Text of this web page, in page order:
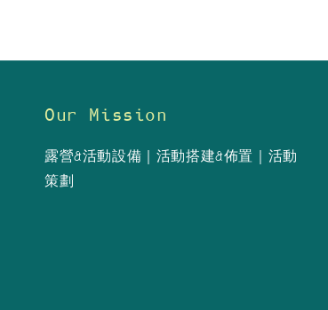
Our Mission
露營&活動設備｜活動搭建&佈置｜活動
策劃